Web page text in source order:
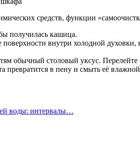
средств, функции
получилась кашица.
поверхности внутри холодной духовки,
обычный столовый уксус. Перелейте
превратится в пену и смыть её
воды: интервалы…